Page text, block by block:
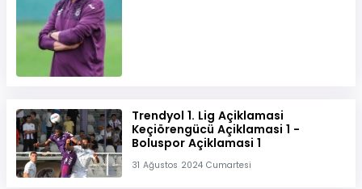
Trendyol 1. Lig Açiklamasi
Keçiörengücü Açiklamasi 1 -
Boluspor Açiklamasi 1
31 Ağustos 2024 Cumartesi